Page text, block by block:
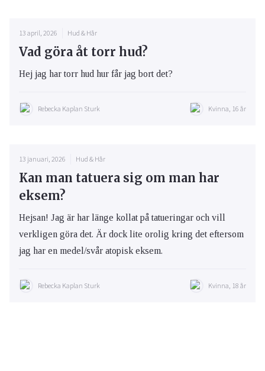
13 april, 2026 Hud & Hår
Vad göra åt torr hud?
Hej jag har torr hud hur får jag bort det?
Rebecka Kaplan Sturk Kvinna, 16 år
13 januari, 2026 Hud & Hår
Kan man tatuera sig om man har
eksem?
Hejsan! Jag är har länge kollat på tatueringar och vill
verkligen göra det. Är dock lite orolig kring det eftersom
jag har en medel/svår atopisk eksem.
Rebecka Kaplan Sturk Kvinna, 18 år